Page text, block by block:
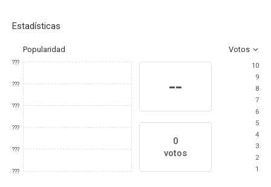
Estadísticas
Popularidad Votos
???
???
???
???
???
???
--
0
votos
10
9
8
7
6
5
4
3
2
1